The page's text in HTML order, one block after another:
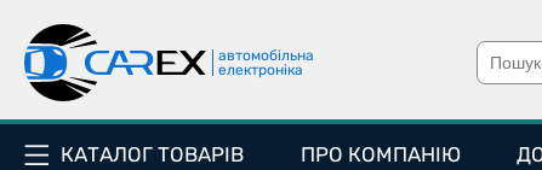
автомобільна
електроніка
КАТАЛОГ ТОВАРІВ ПРО КОМПАНІЮ